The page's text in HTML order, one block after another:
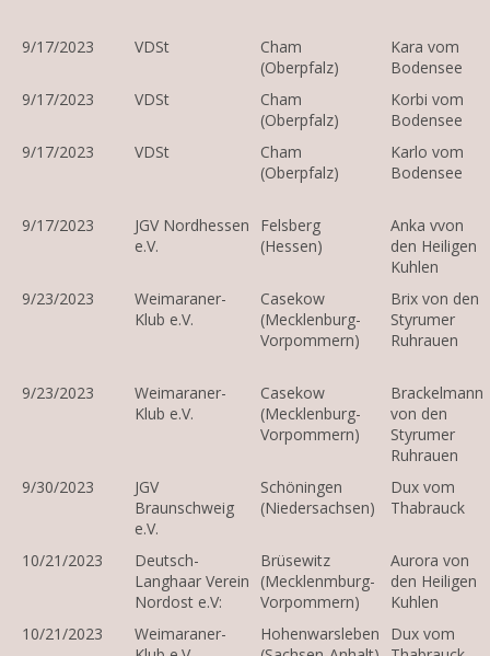
9/17/2023 VDSt
Cham
(Oberpfalz)
Kara vom
Bodensee
9/17/2023
VDSt
Cham
(Oberpfalz)
Korbi vom
Bodensee
9/17/2023
VDSt
Cham
(Oberpfalz)
Karlo vom
Bodensee
9/17/2023
JGV Nordhessen
e.V.
Felsberg
(Hessen)
Anka vvon
den Heiligen
Kuhlen
9/23/2023
Weimaraner-
Klub e.V.
Casekow
(Mecklenburg-
Vorpommern)
Brix von den
Styrumer
Ruhrauen
9/23/2023
Weimaraner-
Klub e.V.
Casekow
(Mecklenburg-
Vorpommern)
Brackelmann
von den
Styrumer
Ruhrauen
9/30/2023
JGV
Braunschweig
e.V.
Schöningen
(Niedersachsen)
Dux vom
Thabrauck
10/21/2023
Deutsch-
Langhaar Verein
Nordost e.V:
Brüsewitz
(Mecklenmburg-
Vorpommern)
Aurora von
den Heiligen
Kuhlen
10/21/2023
Weimaraner-
Hohenwarsleben
Dux vom